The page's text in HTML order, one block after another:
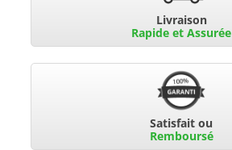
Livraison
Rapide et Assurée
Satisfait ou
Remboursé